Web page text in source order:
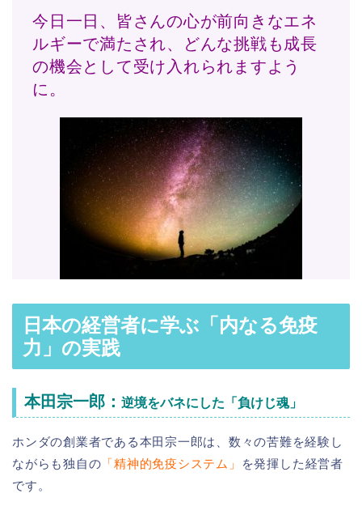
今日一日、皆さんの心が前向きなエネ
ルギーで満たされ、どんな挑戦も成長
の機会として受け入れられますよう
に。
日本の経営者に学ぶ「内なる免疫
力」の実践
本田宗一郎： 逆境をバネにした「負けじ魂」
ホンダの創業者である本田宗一郎は、数々の苦難を経験し
ながらも独自の 「精神的免疫システム」
を発揮した経営者
です。